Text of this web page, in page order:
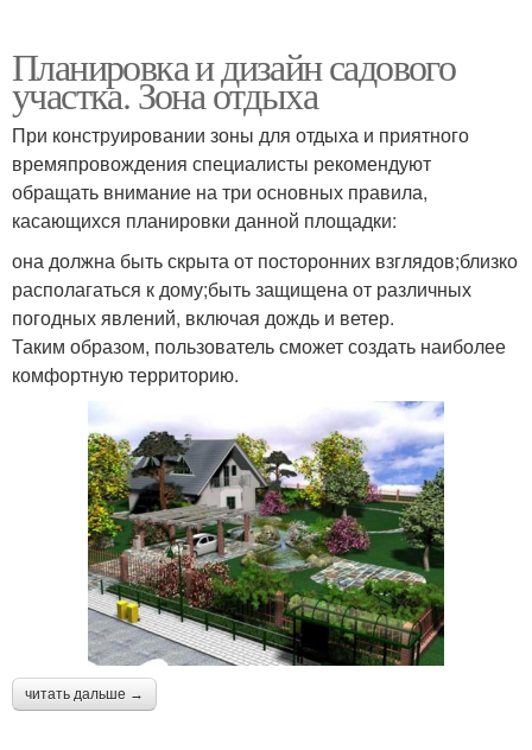
Планировка и дизайн садового
участка. Зона отдыха
При конструировании зоны для отдыха и приятного
времяпровождения специалисты рекомендуют
обращать внимание на три основных правила,
касающихся планировки данной площадки:
она должна быть скрыта от посторонних взглядов;близко
располагаться к дому;быть защищена от различных
погодных явлений, включая дождь и ветер.
Таким образом, пользователь сможет создать наиболее
комфортную территорию.
читать дальше →